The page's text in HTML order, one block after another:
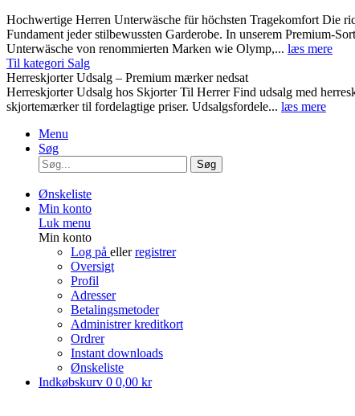
Hochwertige Herren Unterwäsche für höchsten Tragekomfort Die
Fundament jeder stilbewussten Garderobe. In unserem Premium-
Unterwäsche von renommierten Marken wie Olymp,... læs mere
Til kategori Salg
Herreskjorter Udsalg – Premium mærker nedsat
Herreskjorter Udsalg hos Skjorter Til Herrer Find udsalg med
skjortemærker til fordelagtige priser. Udsalgsfordele... læs mere
Menu
Søg
Søg
Ønskeliste
Min konto
Luk menu
Min konto
Log på ellerregistrer
Oversigt
Profil
Adresser
Betalingsmetoder
Administrer kreditkort
Ordrer
Instant downloads
Ønskeliste
Indkøbskurv 0 0,00 kr